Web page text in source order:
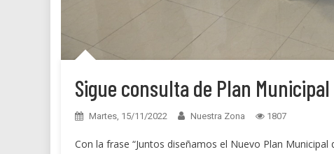
Sigue consulta de Plan
Martes, 15/11/2022 Nuestra Zona 1807
Con la frase “Juntos diseñamos el Nuevo Plan